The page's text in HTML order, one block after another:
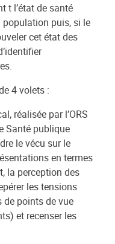
t l’état de santé
puis, si le
cet état des
4 volets :
réalisée par l’ORS
Santé publique
le vécu sur le
en termes
la perception des
les tensions
de points de vue
et recenser les